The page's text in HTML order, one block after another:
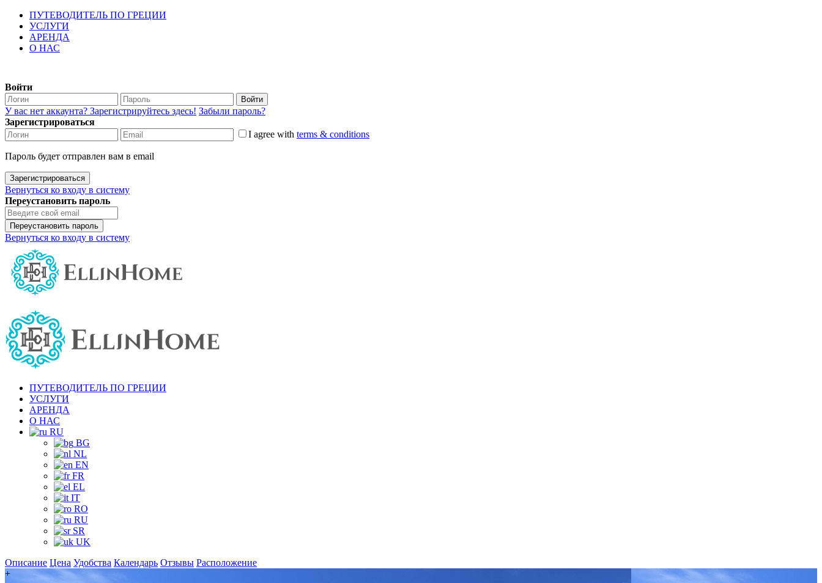
ПУТЕВОДИТЕЛЬ ПО ГРЕЦИИ
УСЛУГИ
АРЕНДА
О НАС
Войти
Войти
У вас нет аккаунта? Зарегистрируйтесь здесь! Забыли пароль?
Зарегистрироваться
I agree with terms & conditions
Пароль будет отправлен вам в email
Зарегистрироваться
Вернуться ко входу в систему
Переустановить пароль
Переустановить пароль
Вернуться ко входу в систему
ПУТЕВОДИТЕЛЬ ПО ГРЕЦИИ
УСЛУГИ
АРЕНДА
О НАС
RU
BG
NL
EN
FR
EL
IT
RO
RU
SR
UK
Описание Цена Удобства Календарь Отзывы Расположение
+